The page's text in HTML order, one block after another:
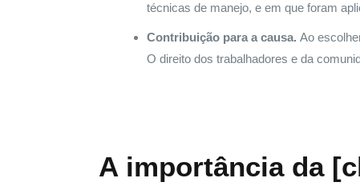
técnicas de manejo, e em que foram
Contribuição para a causa. Ao
O direito dos trabalhadores e da
A importância da